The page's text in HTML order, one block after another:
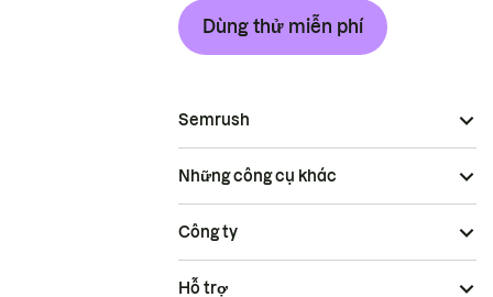
Dùng thử miễn phí
Semrush
Những công cụ khác
Công ty
Hỗ trợ